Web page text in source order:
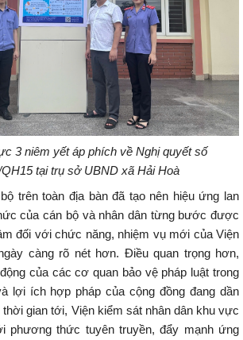
3 niêm yết áp phích về Nghị quyết số
tại trụ sở UBND xã Hải Hoà
trên toàn địa bàn đã tạo nên hiệu ứng lan
của cán bộ và nhân dân từng bước được
đối với chức năng, nhiệm vụ mới của Viện
càng rõ nét hơn. Điều quan trọng hơn,
của các cơ quan bảo vệ pháp luật trong
lợi ích hợp pháp của cộng đồng đang dần
gian tới, Viện kiểm sát nhân dân khu vực
phương thức tuyên truyền, đẩy mạnh ứng